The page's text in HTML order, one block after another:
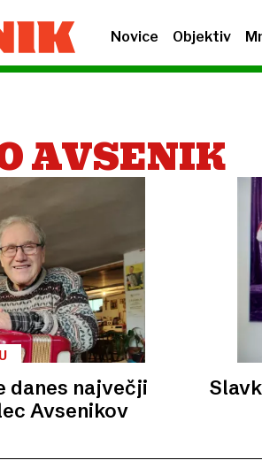
Novice Objektiv
AVSENIK
danes največji
Avsenikov